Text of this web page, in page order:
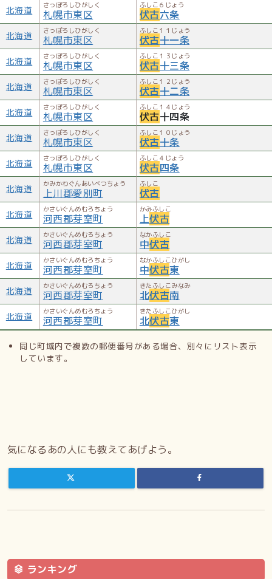
北海道 さっぽろしひがしく
札幌市東区
ふしこ６じょう
伏古六条
北海道 さっぽろしひがしく
札幌市東区
ふしこ１１じょう
伏古十一条
北海道 さっぽろしひがしく
札幌市東区
ふしこ１３じょう
伏古十三条
北海道 さっぽろしひがしく
札幌市東区
ふしこ１２じょう
伏古十二条
北海道 さっぽろしひがしく
札幌市東区
ふしこ１４じょう
伏古十四条
北海道 さっぽろしひがしく
札幌市東区
ふしこ１０じょう
伏古十条
北海道 さっぽろしひがしく
札幌市東区
ふしこ４じょう
伏古四条
北海道 かみかわぐんあいべつちょう
上川郡愛別町
ふしこ
伏古
北海道 かさいぐんめむろちょう
河西郡芽室町
かみふしこ
上伏古
北海道 かさいぐんめむろちょう
河西郡芽室町
なかふしこ
中伏古
北海道 かさいぐんめむろちょう
河西郡芽室町
なかふしこひがし
中伏古東
北海道 かさいぐんめむろちょう
河西郡芽室町
きたふしこみなみ
北伏古南
北海道 かさいぐんめむろちょう
河西郡芽室町
きたふしこひがし
北伏古東
同じ町域内で複数の郵便番号がある場合、別々にリスト表示
しています。
気になるあの人にも教えてあげよう。
ランキング